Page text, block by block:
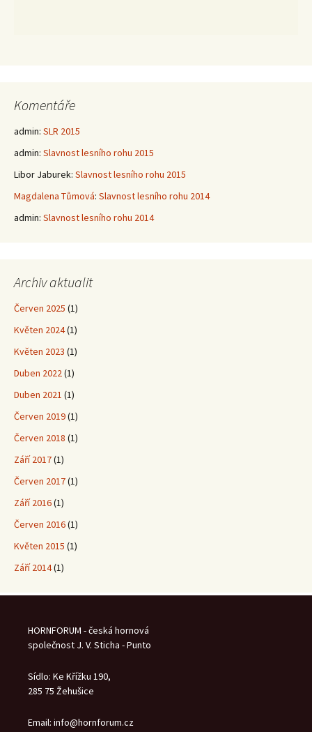
Komentáře
admin: SLR 2015
admin: Slavnost lesního rohu 2015
Libor Jaburek: Slavnost lesního rohu 2015
Magdalena Tůmová: Slavnost lesního rohu 2014
admin: Slavnost lesního rohu 2014
Archiv aktualit
Červen 2025 (1)
Květen 2024(1)
Květen 2023 (1)
Duben 2022(1)
Duben 2021 (1)
Červen 2019(1)
Červen 2018 (1)
Září 2017(1)
Červen 2017(1)
Září 2016(1)
Červen 2016(1)
Květen 2015 (1)
Září 2014(1)
HORNFORUM - česká hornová
společnost J. V. Sticha - Punto
Sídlo: Ke Křížku 190,
285 75 Žehušice
Email: info@hornforum.cz